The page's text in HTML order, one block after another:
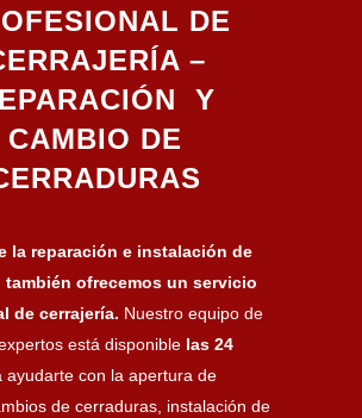
DE
–
Y
CAMBIO DE
la reparación e instalación de
también ofrecemos un servicio
de cerrajería. Nuestro equipo de
está disponible las 24
ayudarte con la apertura de
de cerraduras, instalación de